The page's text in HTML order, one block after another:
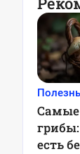
Самые
есть